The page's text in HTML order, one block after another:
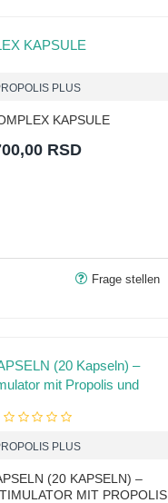
PLUS
KAPSULE
RSD
Frage stellen
PLUS
(20 KAPSELN) –
MIT PROPOLIS